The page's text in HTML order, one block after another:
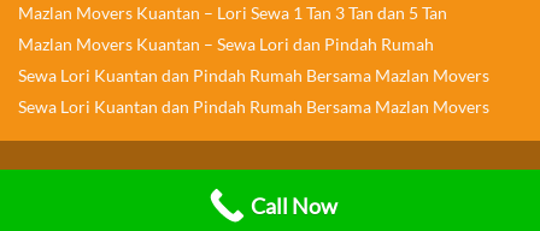
Mazlan Movers Kuantan – Lori Sewa 1 Tan 3 Tan dan 5 Tan
Mazlan Movers Kuantan – Sewa Lori dan Pindah Rumah
Sewa Lori Kuantan dan Pindah Rumah Bersama Mazlan Movers
Sewa Lori Kuantan dan Pindah Rumah Bersama Mazlan Movers
© Copyright 2020 Mazlan Movers -
Moverspenang.com
Call Now